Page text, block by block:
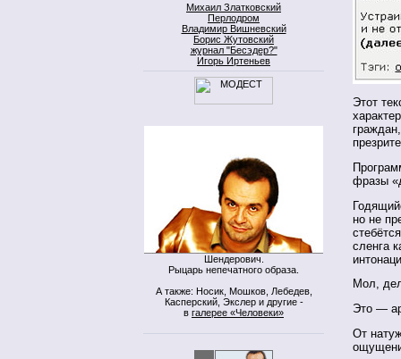
Михаил Златковский
Перлодром
Владимир Вишневский
Борис Жутовский
журнал "Бесэдер?"
Игорь Иртеньев
Шендерович.
Рыцарь непечатного образа.
А также: Носик, Мошков, Лебедев,
Касперский, Экслер и другие -
в галерее «Человеки»
Этот
фразы
но не
сленга
Мол,
Это —
От